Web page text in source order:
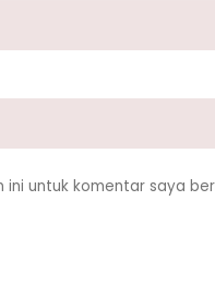
untuk komentar saya